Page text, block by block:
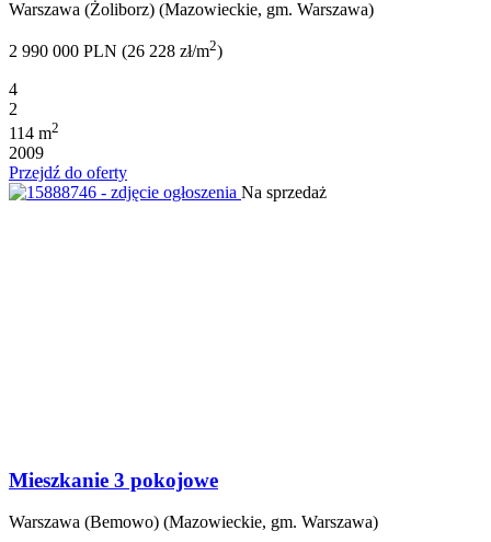
Warszawa (Żoliborz) (Mazowieckie, gm. Warszawa)
2 990 000 PLN (26 228 zł/m2)
4
2
114 m2
2009
Przejdź do oferty
Na sprzedaż
Mieszkanie 3 pokojowe
Warszawa (Bemowo) (Mazowieckie, gm. Warszawa)